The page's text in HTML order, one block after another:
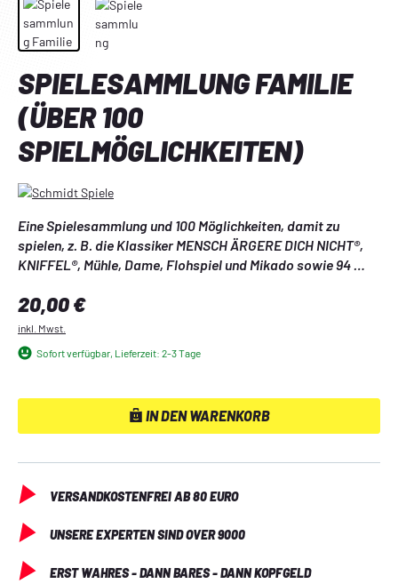
SPIELESAMMLUNG FAMILIE
(ÜBER 100
SPIELMÖGLICHKEITEN)
Eine Spielesammlung und 100 Möglichkeiten, damit zu
spielen, z. B. die Klassiker MENSCH ÄRGERE DICH NICHT®,
KNIFFEL®, Mühle, Dame, Flohspiel und Mikado sowie 94
Regulärer Preis:
20,00 €
inkl. Mwst.
Sofort verfügbar, Lieferzeit: 2-3 Tage
IN DEN WARENKORB
VERSANDKOSTENFREI AB 80 EURO
UNSERE EXPERTEN SIND OVER 9000
ERST WAHRES - DANN BARES - DANN KOPFGELD